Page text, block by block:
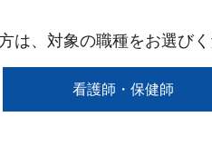
は、対象の職種をお選び
看護師・保健師